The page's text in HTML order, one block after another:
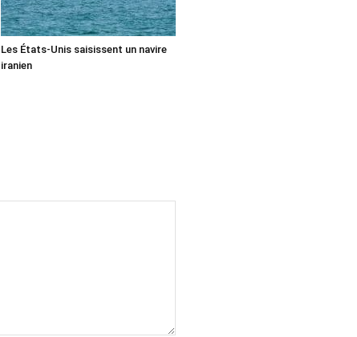
Les États-Unis saisissent un navire
iranien